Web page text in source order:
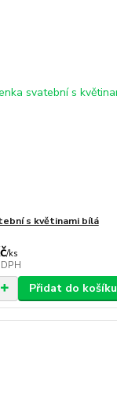
s květinami bílá
/ks
Přidat do košíku